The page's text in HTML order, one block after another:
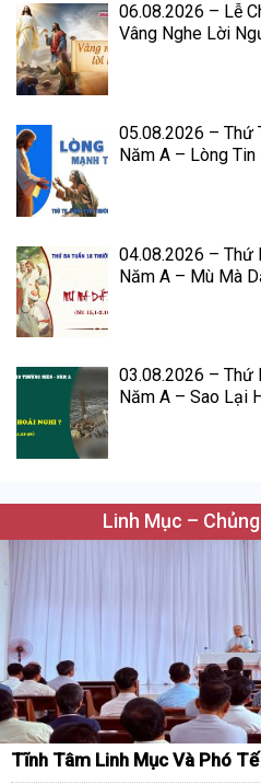
06.08.2026 – Lễ
Vâng Nghe Lời
05.08.2026 – Thứ
Năm A – Lòng
04.08.2026 – Thứ
Năm A – Mù Mà
03.08.2026 – Thứ
Năm A – Sao Lại
Linh Mục –
Tĩnh Tâm Linh Mục Và Phó